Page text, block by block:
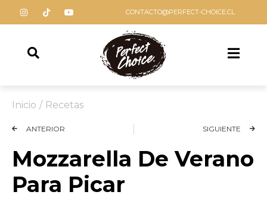
CONTACTO@PERFECT-CHOICE.CL
Inicio / Recetas
ANTERIOR SIGUIENTE
Mozzarella De Verano
Para Picar